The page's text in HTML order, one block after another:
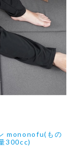
mononofu(もの
300cc)